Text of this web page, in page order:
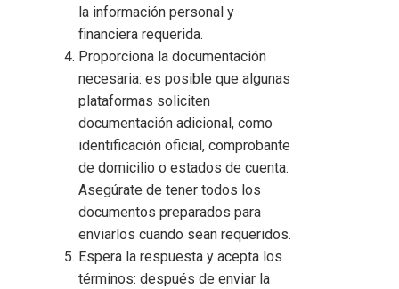
la información personal y
financiera requerida.
Proporciona la documentación
necesaria: es posible que algunas
plataformas soliciten
documentación adicional, como
identificación oficial, comprobante
de domicilio o estados de cuenta.
Asegúrate de tener todos los
documentos preparados para
enviarlos cuando sean requeridos.
Espera la respuesta y acepta los
términos: después de enviar la